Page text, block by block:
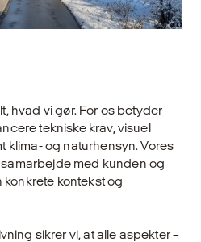
hvad vi gør. For os betyder
tekniske krav, visuel
klima- og naturhensyn. Vores
med kunden og
kontekst og
sikrer vi, at alle aspekter –